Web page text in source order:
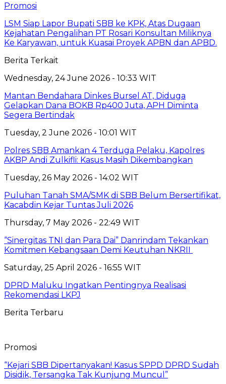
Promosi
LSM Siap Lapor Bupati SBB ke KPK, Atas Dugaan
Kejahatan Pengalihan PT Rosari Konsultan Miliknya
Ke Karyawan, untuk Kuasai Proyek APBN dan APBD.
Berita Terkait
Wednesday, 24 June 2026 - 10:33 WIT
Mantan Bendahara Dinkes Bursel AT, Diduga
Gelapkan Dana BOKB Rp400 Juta, APH Diminta
Segera Bertindak
Tuesday, 2 June 2026 - 10:01 WIT
Polres SBB Amankan 4 Terduga Pelaku, Kapolres
AKBP Andi Zulkifli: Kasus Masih Dikembangkan
Tuesday, 26 May 2026 - 14:02 WIT
Puluhan Tanah SMA/SMK di SBB Belum Bersertifikat,
Kacabdin Kejar Tuntas Juli 2026
Thursday, 7 May 2026 - 22:49 WIT
“Sinergitas TNI dan Para Dai” Danrindam Tekankan
Komitmen Kebangsaan Demi Keutuhan NKRII ‎
Saturday, 25 April 2026 - 16:55 WIT
DPRD Maluku Ingatkan Pentingnya Realisasi
Rekomendasi LKPJ
Berita Terbaru
Promosi
“Kejari SBB Dipertanyakan! Kasus SPPD DPRD Sudah
Disidik, Tersangka Tak Kunjung Muncul”